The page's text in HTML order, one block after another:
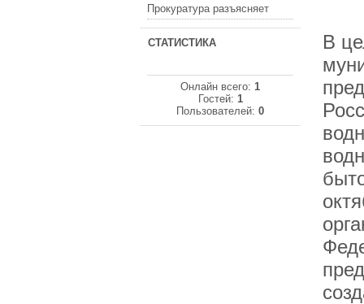
Прокуратура разъясняет
СТАТИСТИКА
Онлайн всего: 1
Гостей: 1
Пользователей: 0
В